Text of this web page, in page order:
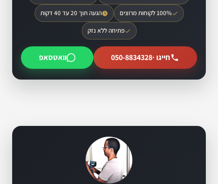
100% לקוחות מרוצים הגעה תוך 20 עד 40 דקות
פתיחה ללא נזק
חייגו ·050-8834328 וואטסאפ